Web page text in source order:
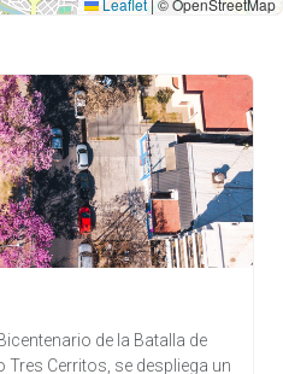
de la Batalla de
Tres Cerritos, se despliega un
Leaflet © OpenStreetMap